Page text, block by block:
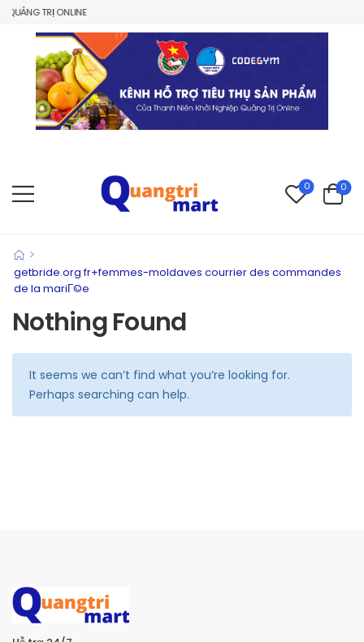
TRỊ ONLINE
0 0
>
getbride.org fr+femmes-moldaves courrier des commandes
de la mariГ©e
Nothing Found
It seems we can’t find what you’re looking for.
Perhaps searching can help.